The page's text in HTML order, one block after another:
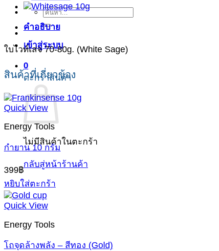
ค้นหา:
เข้าสู่ระบบ
0
ตะกร้าสินค้า
ไม่มีสินค้าในตะกร้า
กลับสู่หน้าร้านค้า
ขนาด
(White
Sage)
ชิ้น
คำอธิบาย
ใบไวท์เสจ 70-80g. (White Sage)
สินค้าที่เกี่ยวข้อง
Quick View
Energy Tools
กำยาน 10 กรัม
399฿
หยิบใส่ตะกร้า
Quick View
Energy Tools
โถจุดล้างพลัง – สีทอง (Gold)